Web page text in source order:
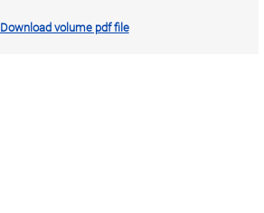
Download volume pdf file